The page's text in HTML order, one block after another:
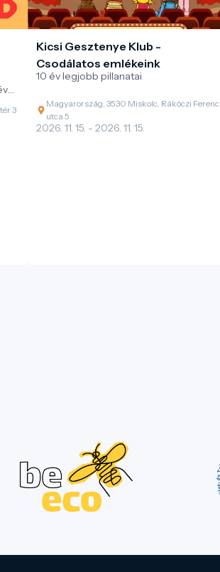
3
Kicsi Gesztenye Klub -
Csodálatos emlékeink
10 év legjobb pillanatai
Magyarország, 3530 Miskolc, Rákóczi Ferenc
utca 5
2026. 11. 15. - 2026. 11. 15.